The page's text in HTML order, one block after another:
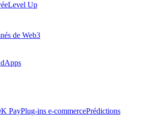
Level Up
de Web3
PayPlug-ins e-commercePrédictions